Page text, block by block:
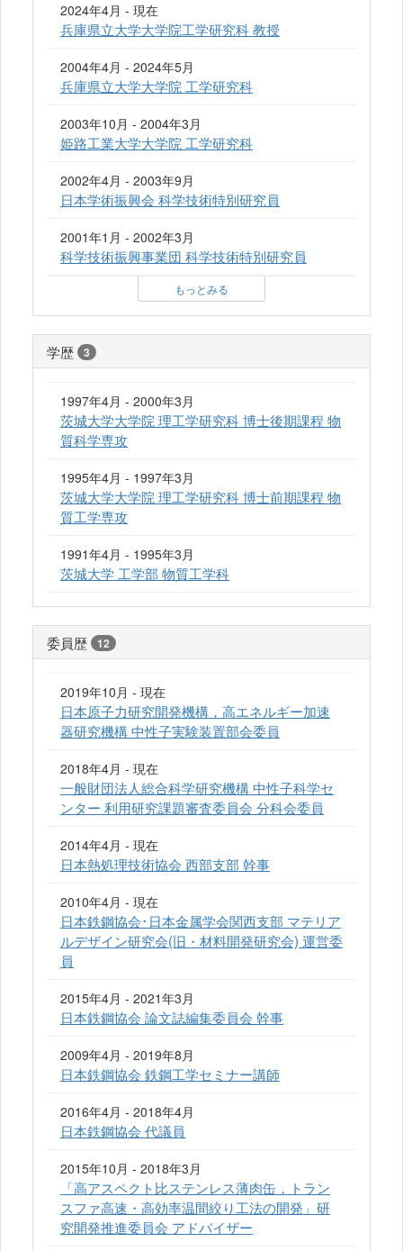
2024年4月 - 現在
兵庫県立大学大学院工学研究科 教授
2004年4月 - 2024年5月
兵庫県立大学大学院 工学研究科
2003年10月 - 2004年3月
姫路工業大学大学院 工学研究科
2002年4月 - 2003年9月
日本学術振興会 科学技術特別研究員
2001年1月 - 2002年3月
科学技術振興事業団 科学技術特別研究員
もっとみる
学歴 3
1997年4月 - 2000年3月
茨城大学大学院 理工学研究科 博士後期課程 物
質科学専攻
1995年4月 - 1997年3月
茨城大学大学院 理工学研究科 博士前期課程 物
質工学専攻
1991年4月 - 1995年3月
茨城大学 工学部 物質工学科
委員歴 12
2019年10月 - 現在
日本原子力研究開発機構，高エネルギー加速
器研究機構 中性子実験装置部会委員
2018年4月 - 現在
一般財団法人総合科学研究機構 中性子科学セ
ンター 利用研究課題審査委員会 分科会委員
2014年4月 - 現在
日本熱処理技術協会 西部支部 幹事
2010年4月 - 現在
日本鉄鋼協会･日本金属学会関西支部 マテリア
ルデザイン研究会(旧・材料開発研究会) 運営委
員
2015年4月 - 2021年3月
日本鉄鋼協会 論文誌編集委員会 幹事
2009年4月 - 2019年8月
日本鉄鋼協会 鉄鋼工学セミナー講師
2016年4月 - 2018年4月
日本鉄鋼協会 代議員
2015年10月 - 2018年3月
「高アスペクト比ステンレス薄肉缶，トラン
スファ高速・高効率温間絞り工法の開発」研
究開発推進委員会 アドバイザー